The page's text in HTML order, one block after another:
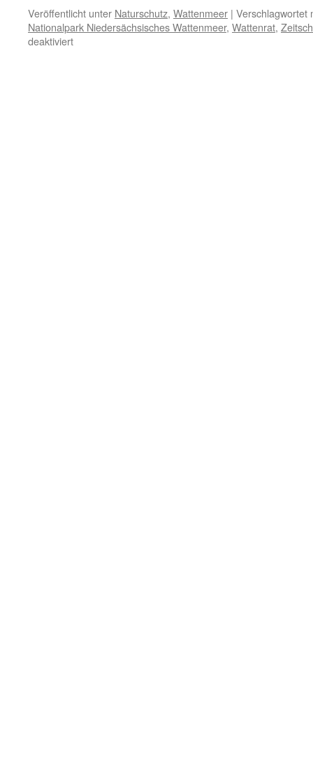
Veröffentlicht unter Naturschutz, Wattenmeer | Verschlagwortet
Nationalpark Niedersächsisches Wattenmeer, Wattenrat,
deaktiviertfür